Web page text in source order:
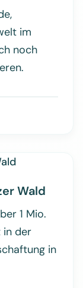
im
noch
Wald
1 Mio.
in der
in